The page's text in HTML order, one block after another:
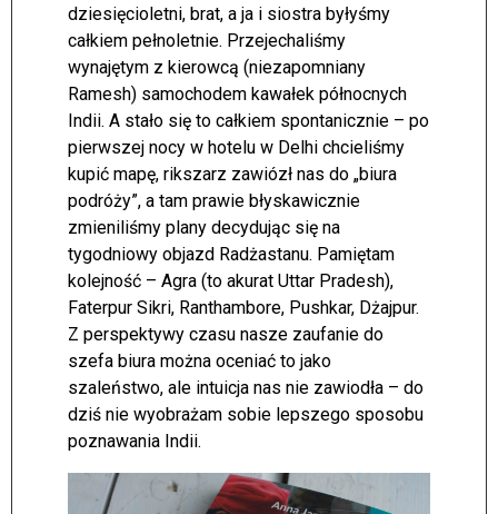
dziesięcioletni, brat, a ja i siostra byłyśmy
całkiem pełnoletnie. Przejechaliśmy
wynajętym z kierowcą (niezapomniany
Ramesh) samochodem kawałek północnych
Indii. A stało się to całkiem spontanicznie – po
pierwszej nocy w hotelu w Delhi chcieliśmy
kupić mapę, rikszarz zawiózł nas do „biura
podróży”, a tam prawie błyskawicznie
zmieniliśmy plany decydując się na
tygodniowy objazd Radżastanu. Pamiętam
kolejność – Agra (to akurat Uttar Pradesh),
Faterpur Sikri, Ranthambore, Pushkar, Dżajpur.
Z perspektywy czasu nasze zaufanie do
szefa biura można oceniać to jako
szaleństwo, ale intuicja nas nie zawiodła – do
dziś nie wyobrażam sobie lepszego sposobu
poznawania Indii.